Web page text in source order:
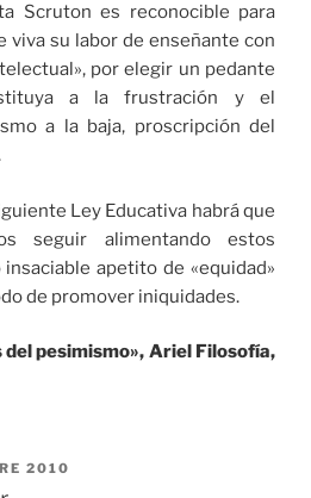
Scruton es reconocible para
viva su labor de enseñante con
por elegir un pedante
a la frustración y el
a la baja, proscripción del
Ley Educativa habrá que
seguir alimentando estos
apetito de «equidad»
de promover iniquidades.
del pesimismo», Ariel Filosofía,
2010